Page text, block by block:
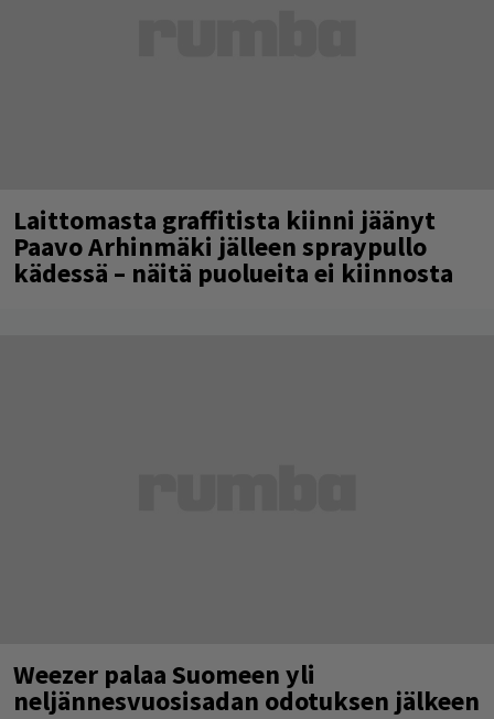
Laittomasta graffitista kiinni jäänyt
Paavo Arhinmäki jälleen spraypullo
kädessä – näitä puolueita ei kiinnosta
Weezer palaa Suomeen yli
neljännesvuosisadan odotuksen jälkeen